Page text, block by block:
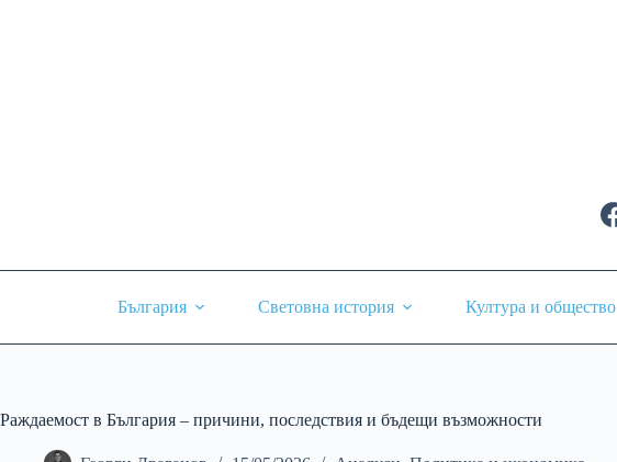
България Световна история Култура и общество
Раждаемост в България – причини, последствия и бъдещи възможности